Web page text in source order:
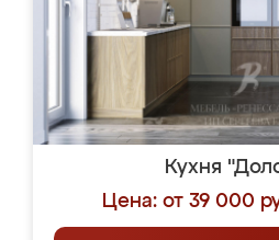
Кухня
Цена: от 39 000